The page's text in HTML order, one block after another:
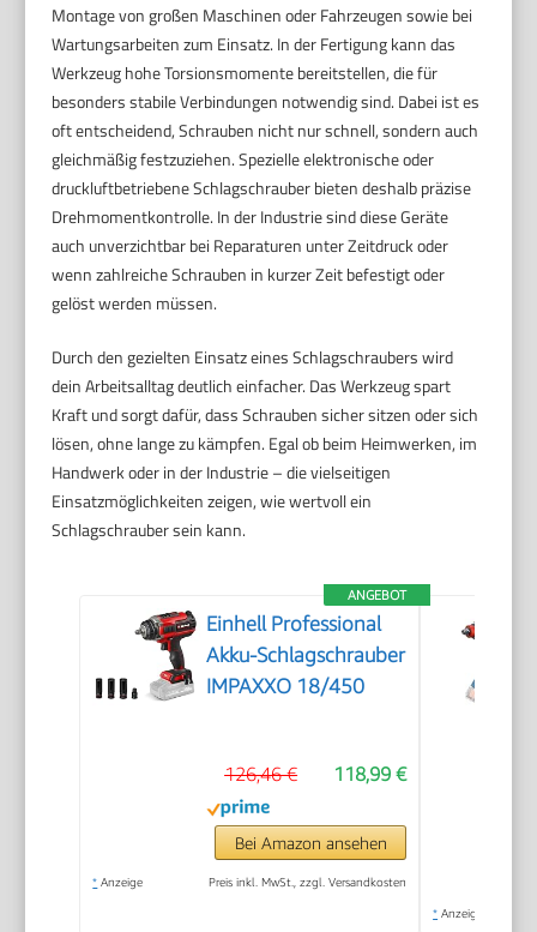
Montage von großen Maschinen oder Fahrzeugen sowie bei
Wartungsarbeiten zum Einsatz. In der Fertigung kann das
Werkzeug hohe Torsionsmomente bereitstellen, die für
besonders stabile Verbindungen notwendig sind. Dabei ist es
oft entscheidend, Schrauben nicht nur schnell, sondern auch
gleichmäßig festzuziehen. Spezielle elektronische oder
druckluftbetriebene Schlagschrauber bieten deshalb präzise
Drehmomentkontrolle. In der Industrie sind diese Geräte
auch unverzichtbar bei Reparaturen unter Zeitdruck oder
wenn zahlreiche Schrauben in kurzer Zeit befestigt oder
gelöst werden müssen.
Durch den gezielten Einsatz eines Schlagschraubers wird
dein Arbeitsalltag deutlich einfacher. Das Werkzeug spart
Kraft und sorgt dafür, dass Schrauben sicher sitzen oder sich
lösen, ohne lange zu kämpfen. Egal ob beim Heimwerken, im
Handwerk oder in der Industrie – die vielseitigen
Einsatzmöglichkeiten zeigen, wie wertvoll ein
Schlagschrauber sein kann.
ANGEBOT
Einhell Professional
Akku-Schlagschrauber
IMPAXXO 18/450
118,99 €
126,46 €
Bei Amazon ansehen
* Anzeige Preis inkl. MwSt., zzgl. Versandkosten
* Anzeige